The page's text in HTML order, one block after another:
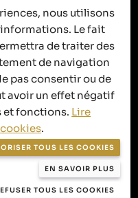
cookies
de vente
nous utilisons
Le fait
de traiter des
de navigation
pas consentir ou de
avoir un effet négatif
et fonctions. Lire
.
TOUS LES COOKIES
EN SAVOIR PLUS
TOUS LES COOKIES